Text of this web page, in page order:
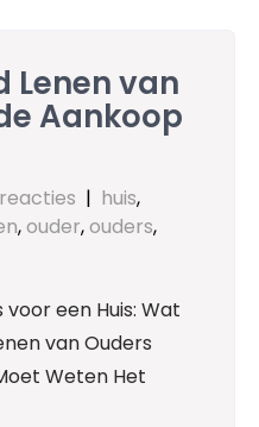
Lenen van
Aankoop
| huis,
,ouder,ouders,
een Huis: Wat
van Ouders
Weten Het